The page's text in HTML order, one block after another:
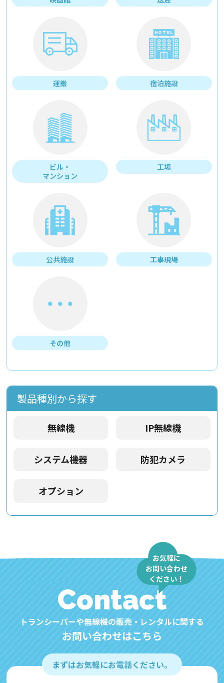
運搬 宿泊施設
ビル・
マンション
工場
公共施設 工事現場
その他
製品種別から探す
無線機 IP無線機
システム機器 防犯カメラ
オプション
Contact
トランシーバーや無線機の販売・レンタルに関する
お問い合わせはこちら
お気軽に
お問い合わせ
ください！
まずはお気軽にお電話ください。